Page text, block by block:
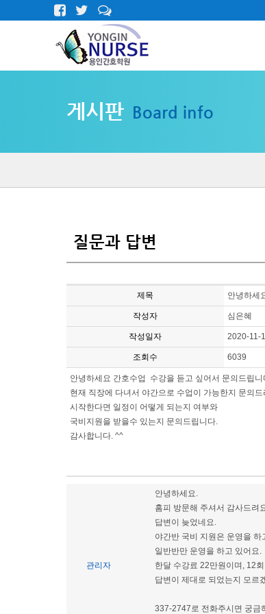
게시판 Board info
질문과 답변
제목 안녕하세
작성자 심은혜
작성일자 2020-11-
조회수 6039
안녕하세요 간호수업 수강을 듣고 싶어서 문의드립니
현재 직장에 다녀서 야간으로 수업이 가능한지 문의드
시작한다면 일정이 어떻게 되는지 여부와
국비지원을 받을수 있는지 문의드립니다.
감사합니다. ^^
관리자
안녕하세요.
홈피 방문해 주셔서 감사드려
답변이 늦었네요.
야간반 국비 지원은 운영을 하
일반반만 운영을 하고 있어요.
한달 수강료 22만원이며, 12
답변이 제대로 되었는지 모르
337-2747로 전화주시면 궁금